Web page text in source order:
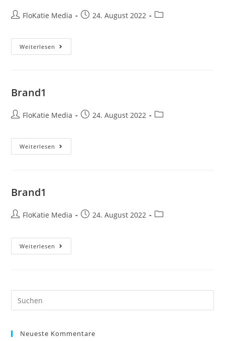
FloKatie Media 24. August 2022
Weiterlesen
Brand1
FloKatie Media 24. August 2022
Weiterlesen
Brand1
FloKatie Media 24. August 2022
Weiterlesen
Neueste Kommentare